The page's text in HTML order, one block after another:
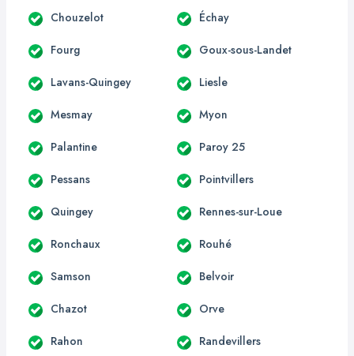
Chouzelot Échay
Fourg Goux-sous-Landet
Lavans-Quingey Liesle
Mesmay Myon
Palantine Paroy 25
Pessans Pointvillers
Quingey Rennes-sur-Loue
Ronchaux Rouhé
Samson Belvoir
Chazot Orve
Rahon Randevillers